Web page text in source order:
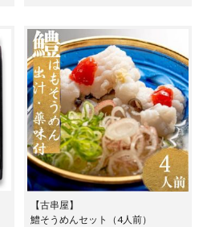
【古串屋】
鱧そうめんセット（4人前）